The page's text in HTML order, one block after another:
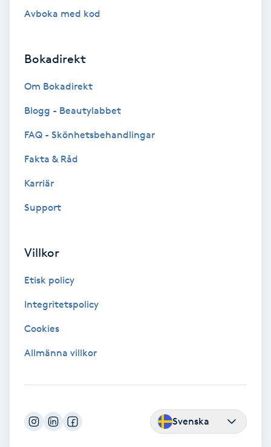
Diamantslipning
Enzympeeling
Extensions borttagning
Eyeliner-tatuering
Face framing
Fet hårbotten
Fillers
Avboka med kod
Bokadirekt
Om Bokadirekt
Blogg - Beautylabbet
FAQ - Skönhetsbehandlingar
Fakta & Råd
Karriär
Support
Villkor
Etisk policy
Integritetspolicy
Cookies
Allmänna villkor
Svenska